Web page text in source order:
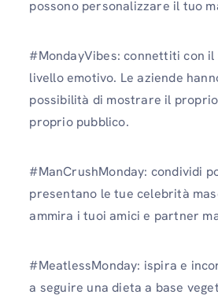
possono personalizzare il tuo
#MondayVibes: connettiti con il
livello emotivo. Le aziende
possibilità di mostrare il
proprio pubblico.
#ManCrushMonday: condividi
presentano le tue celebrità
ammira i tuoi amici e partner
#MeatlessMonday: ispira e
a seguire una dieta a base